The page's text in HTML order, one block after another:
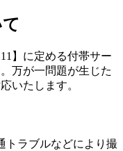
】に定める付帯サー
万が一問題が生じた
いたします。
トラブルなどにより撮